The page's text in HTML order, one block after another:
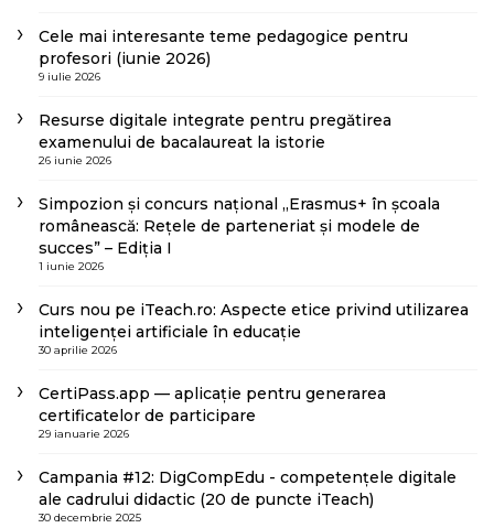
Cele mai interesante teme pedagogice pentru
profesori (iunie 2026)
9 iulie 2026
Resurse digitale integrate pentru pregătirea
examenului de bacalaureat la istorie
26 iunie 2026
Simpozion și concurs național „Erasmus+ în școala
românească: Rețele de parteneriat și modele de
succes” – Ediția I
1 iunie 2026
Curs nou pe iTeach.ro: Aspecte etice privind utilizarea
inteligenței artificiale în educație
30 aprilie 2026
CertiPass.app — aplicație pentru generarea
certificatelor de participare
29 ianuarie 2026
Campania #12: DigCompEdu - competențele digitale
ale cadrului didactic (20 de puncte iTeach)
30 decembrie 2025